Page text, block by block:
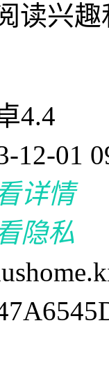
读兴
4.4
12-01
详情
隐私